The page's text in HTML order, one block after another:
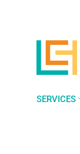
SERVICES